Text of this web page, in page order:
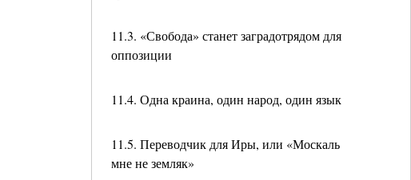
11.3. «Свобода» станет заградотрядом для
оппозиции
11.4. Одна краина, один народ, один язык
11.5. Переводчик для Иры, или «Москаль
мне не земляк»